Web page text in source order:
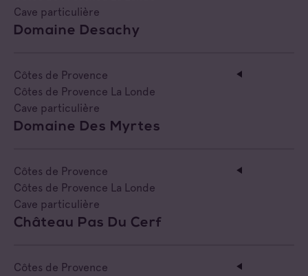
Cave particulière
Domaine Desachy
Côtes de Provence
Côtes de Provence La Londe
Cave particulière
Domaine Des Myrtes
Côtes de Provence
Côtes de Provence La Londe
Cave particulière
Château Pas Du Cerf
Côtes de Provence